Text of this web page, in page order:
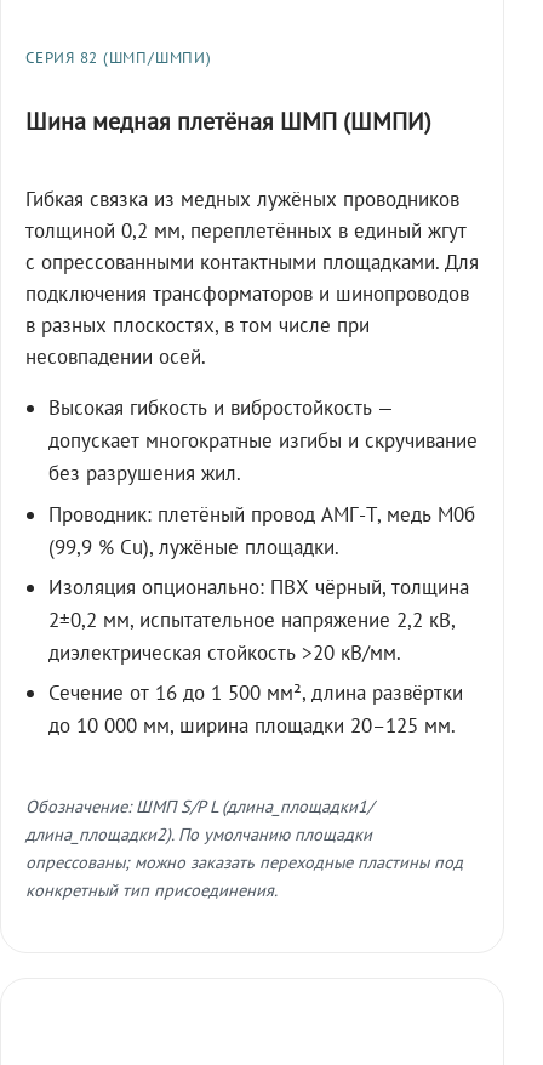
СЕРИЯ 82 (ШМП/ШМПИ)
Шина медная плетёная ШМП (ШМПИ)
Гибкая связка из медных лужёных проводников
толщиной 0,2 мм, переплетённых в единый жгут
с опрессованными контактными площадками. Для
подключения трансформаторов и шинопроводов
в разных плоскостях, в том числе при
несовпадении осей.
Высокая гибкость и вибростойкость —
допускает многократные изгибы и скручивание
без разрушения жил.
Проводник: плетёный провод АМГ-Т, медь М0б
(99,9 % Cu), лужёные площадки.
Изоляция опционально: ПВХ чёрный, толщина
2±0,2 мм, испытательное напряжение 2,2 кВ,
диэлектрическая стойкость >20 кВ/мм.
Сечение от 16 до 1 500 мм², длина развёртки
до 10 000 мм, ширина площадки 20–125 мм.
Обозначение: ШМП S/P L (длина_площадки1/
длина_площадки2). По умолчанию площадки
опрессованы; можно заказать переходные пластины под
конкретный тип присоединения.